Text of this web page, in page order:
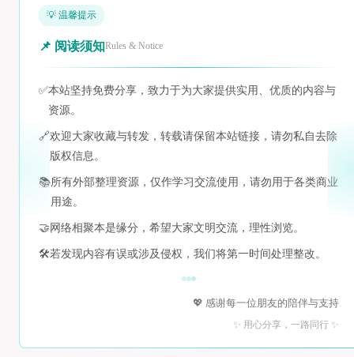
💡 温馨提示
📌 阅读须知Rules & Notice
✅本站坚持免费分享，致力于为大家提供实用、优质的内容与
资源。
🔗欢迎大家收藏与转发，转载请保留本站链接，请勿私自去除
版权信息。
📚所有外部整理资源，仅作学习交流使用，请勿用于各类商业
用途。
🤝 网络相聚本是缘分，希望大家文明交流，理性浏览。
🛠️若发现内容有误或涉及侵权，我们将第一时间处理整改。
💖 感谢每一位朋友的陪伴与支持
✨ 用心分享，一路同行 ✨